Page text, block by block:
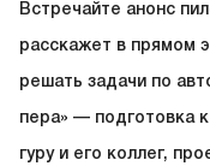
Встречайте анонс
расскажет в прямом
решать задачи по
пера» — подготовка
гуру и его коллег,